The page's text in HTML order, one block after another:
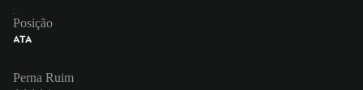
Posição
ATA
Perna Ruim